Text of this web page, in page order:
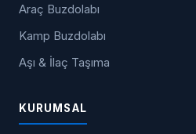
Araç Buzdolabı
Kamp Buzdolabı
Aşı & İlaç Taşıma
KURUMSAL